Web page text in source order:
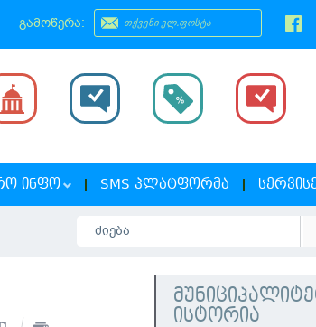
გამოწერა:
ᲘᲜᲤᲝ SMS ᲞᲚᲐᲢᲤᲝᲠᲛᲐ
ისტორია